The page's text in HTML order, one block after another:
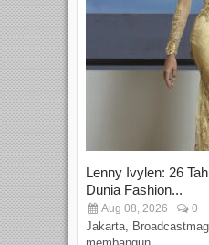
Lenny Ivylen: 26
Dunia Fashion...
Aug 08, 2026 0
Jakarta,